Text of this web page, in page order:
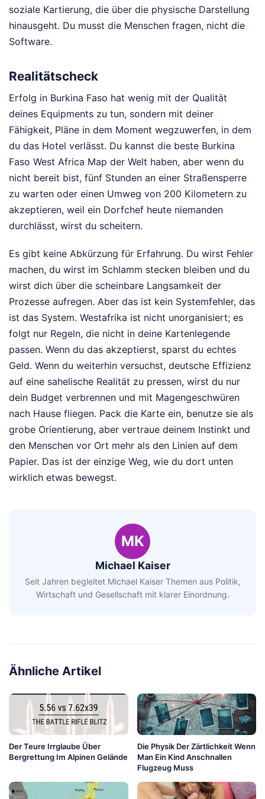
soziale Kartierung, die über die physische Darstellung
hinausgeht. Du musst die Menschen fragen, nicht die
Software.
Realitätscheck
Erfolg in Burkina Faso hat wenig mit der Qualität
deines Equipments zu tun, sondern mit deiner
Fähigkeit, Pläne in dem Moment wegzuwerfen, in dem
du das Hotel verlässt. Du kannst die beste Burkina
Faso West Africa Map der Welt haben, aber wenn du
nicht bereit bist, fünf Stunden an einer Straßensperre
zu warten oder einen Umweg von 200 Kilometern zu
akzeptieren, weil ein Dorfchef heute niemanden
durchlässt, wirst du scheitern.
Es gibt keine Abkürzung für Erfahrung. Du wirst Fehler
machen, du wirst im Schlamm stecken bleiben und du
wirst dich über die scheinbare Langsamkeit der
Prozesse aufregen. Aber das ist kein Systemfehler, das
ist das System. Westafrika ist nicht unorganisiert; es
folgt nur Regeln, die nicht in deine Kartenlegende
passen. Wenn du das akzeptierst, sparst du echtes
Geld. Wenn du weiterhin versuchst, deutsche Effizienz
auf eine sahelische Realität zu pressen, wirst du nur
dein Budget verbrennen und mit Magengeschwüren
nach Hause fliegen. Pack die Karte ein, benutze sie als
grobe Orientierung, aber vertraue deinem Instinkt und
den Menschen vor Ort mehr als den Linien auf dem
Papier. Das ist der einzige Weg, wie du dort unten
wirklich etwas bewegst.
MK
Michael Kaiser
Seit Jahren begleitet Michael Kaiser Themen aus Politik,
Wirtschaft und Gesellschaft mit klarer Einordnung.
Ähnliche Artikel
Der Teure Irrglaube Über
Bergrettung Im Alpinen Gelände
Die Physik Der Zärtlichkeit Wenn
Man Ein Kind Anschnallen
Flugzeug Muss